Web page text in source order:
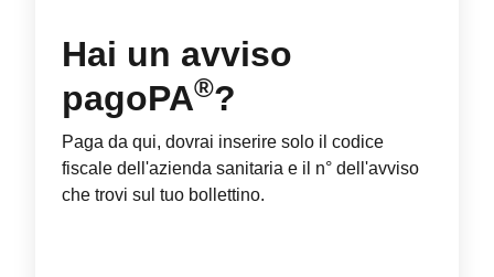
Hai un avviso
pagoPA®?
Paga da qui, dovrai inserire solo il codice
fiscale dell'azienda sanitaria e il n° dell'avviso
che trovi sul tuo bollettino.